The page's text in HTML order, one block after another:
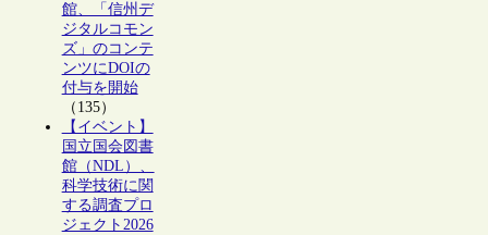
館、「信州デ
ジタルコモン
ズ」のコンテ
ンツにDOIの
付与を開始
（135）
【イベント】
国立国会図書
館（NDL）、
科学技術に関
する調査プロ
ジェクト2026